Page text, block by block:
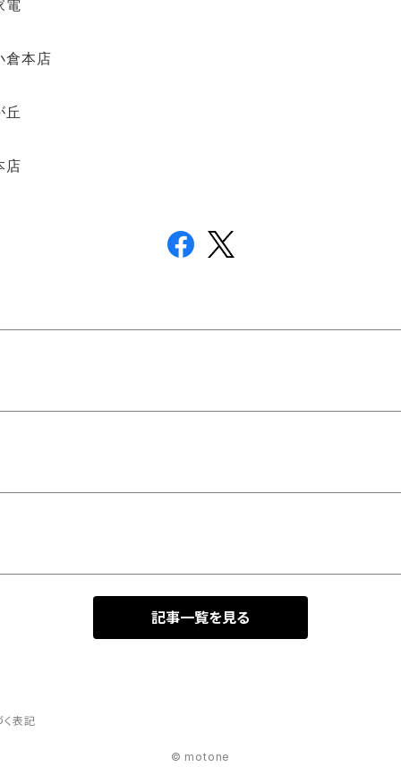
電
倉本店
丘
店
記事一覧を見る
表記
© motone